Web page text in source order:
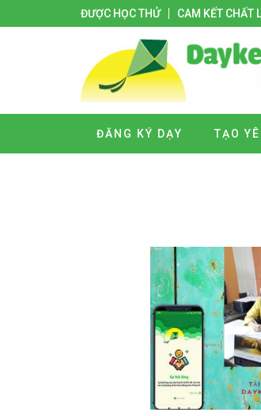
ĐƯỢC HỌC THỬ CAM KẾT CHẤT
ĐĂNG KÝ DẠY TẠO